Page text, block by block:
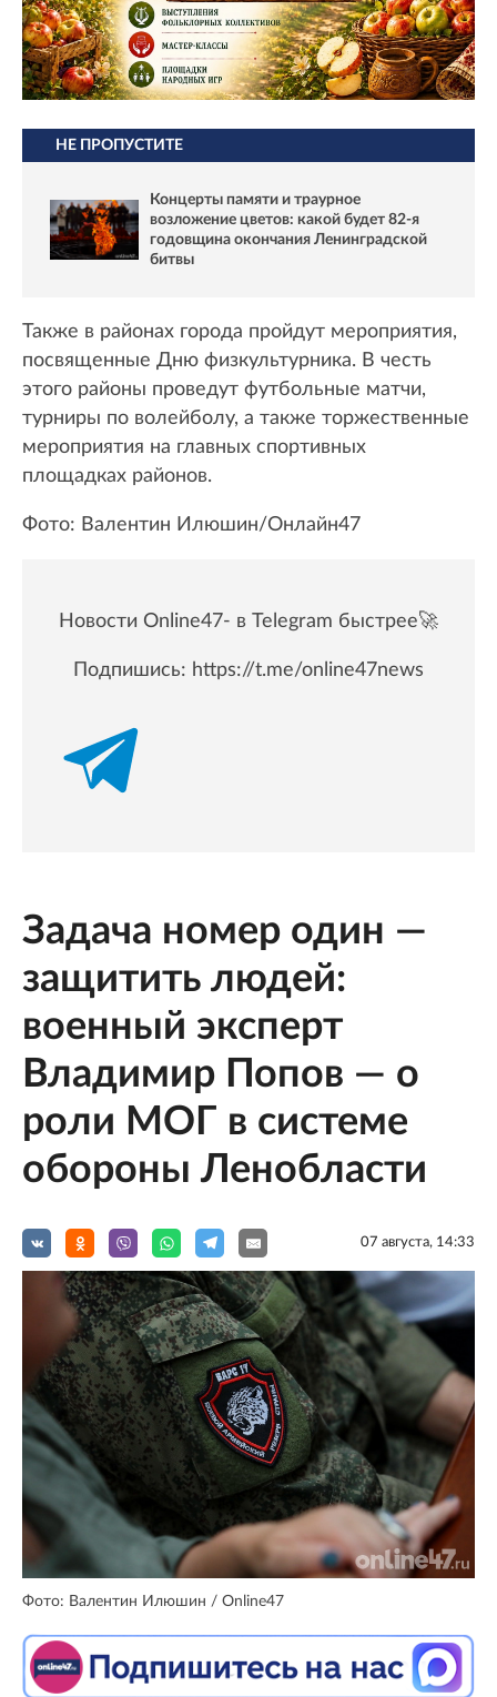
НЕ ПРОПУСТИТЕ
Концерты памяти и траурное
возложение цветов: какой будет 82-я
годовщина окончания Ленинградской
битвы
Также в районах города пройдут мероприятия,
посвященные Дню физкультурника. В честь
этого районы проведут футбольные матчи,
турниры по волейболу, а также торжественные
мероприятия на главных спортивных
площадках районов.
Фото: Валентин Илюшин/Онлайн47
Новости Online47- в Telegram быстрее🚀
Подпишись: https://t.me/online47news
Задача номер один —
защитить людей:
военный эксперт
Владимир Попов — о
роли МОГ в системе
обороны Ленобласти
07 августа, 14:33
Фото: Валентин Илюшин / Online47